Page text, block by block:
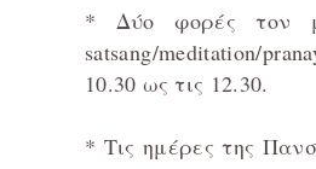
* Δύο φορές τον
satsang/meditation/
10.30 ως τις 12.30.
* Τις ημέρες της